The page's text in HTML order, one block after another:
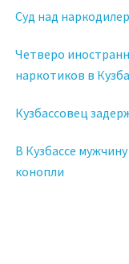
Суд над
Четверо
наркотиков в
Кузбассовец
В Кузбассе
конопли